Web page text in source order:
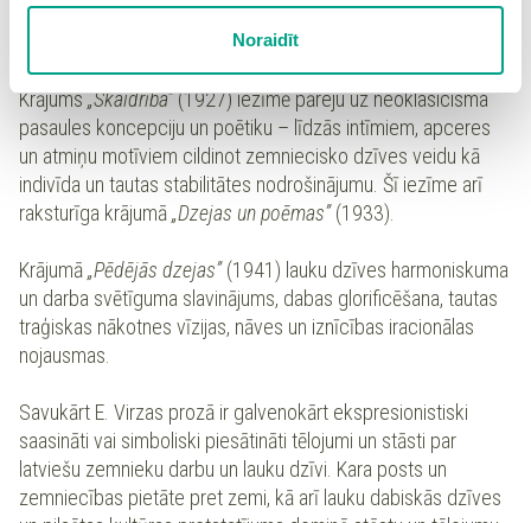
sīkdatņu politikuun ir iespēja atsaukt savu
piekrišanu sadaļā “Sīkdatņu iestatījumi”.
Noraidīt
jutekliskā un emocionālā vitalitāte, dzīvesprieks un jaunrades
Krājums„Skaidrība”(1927) iezīmē pāreju uz neoklasicisma
pasaules koncepciju un poētiku – līdzās intīmiem, apceres
un atmiņu motīviem cildinot zemniecisko dzīves veidu kā
indivīda un tautas stabilitātes nodrošinājumu. Šī iezīme arī
raksturīga krājumā„Dzejas un poēmas”(1933).
Krājumā„Pēdējās dzejas”(1941) lauku dzīves harmoniskuma
un darba svētīguma slavinājums, dabas glorificēšana, tautas
traģiskas nākotnes vīzijas, nāves un iznīcības iracionālas
nojausmas.
Savukārt E. Virzas prozā ir galvenokārt ekspresionistiski
saasināti vai simboliski piesātināti tēlojumi un stāsti par
latviešu zemnieku darbu un lauku dzīvi. Kara posts un
zemniecības pietāte pret zemi, kā arī lauku dabiskās dzīves